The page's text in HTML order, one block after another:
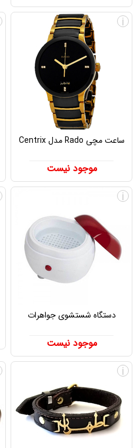
ساعت مچی Rado مدل Centrix
موجود نیست
i
دستگاه شستشوی جواهرات
موجود نیست
i
i